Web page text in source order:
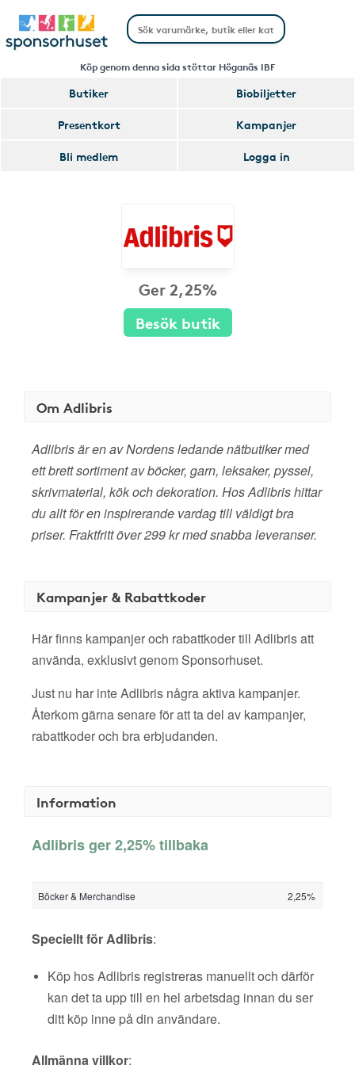
Köp genom denna sida stöttar Höganäs IBF
Butiker
Biobiljetter
Presentkort
Kampanjer
Bli medlem
Logga in
Ger 2,25%
Besök butik
Om Adlibris
Adlibris är en av Nordens ledande nätbutiker med
ett brett sortiment av böcker, garn, leksaker, pyssel,
skrivmaterial, kök och dekoration. Hos Adlibris hittar
du allt för en inspirerande vardag till väldigt bra
priser. Fraktfritt över 299 kr med snabba leveranser.
Kampanjer & Rabattkoder
Här finns kampanjer och rabattkoder till Adlibris att
använda, exklusivt genom Sponsorhuset.
Just nu har inte Adlibris några aktiva kampanjer.
Återkom gärna senare för att ta del av kampanjer,
rabattkoder och bra erbjudanden.
Information
Adlibris ger 2,25% tillbaka
Böcker & Merchandise 2,25%
Speciellt för Adlibris:
Köp hos Adlibris registreras manuellt och därför
kan det ta upp till en hel arbetsdag innan du ser
ditt köp inne på din användare.
Allmänna villkor: